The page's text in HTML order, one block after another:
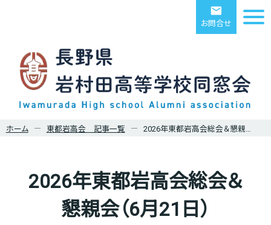
email
お問合せ
ホーム 東都岩高会 記事一覧
2026年東都岩高会総会＆
懇親会（6月21日）